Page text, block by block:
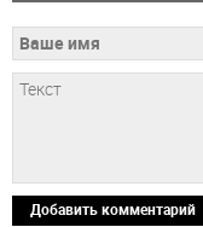
Добавить комментарий